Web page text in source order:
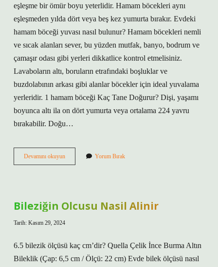
eşleşme bir ömür boyu yeterlidir. Hamam böcekleri aynı
eşleşmeden yılda dört veya beş kez yumurta bırakır. Evdeki
hamam böceği yuvası nasıl bulunur? Hamam böcekleri nemli
ve sıcak alanları sever, bu yüzden mutfak, banyo, bodrum ve
çamaşır odası gibi yerleri dikkatlice kontrol etmelisiniz.
Lavaboların altı, boruların etrafındaki boşluklar ve
buzdolabının arkası gibi alanlar böcekler için ideal yuvalama
yerleridir. 1 hamam böceği Kaç Tane Doğurur? Dişi, yaşamı
boyunca altı ila on dört yumurta veya ortalama 224 yavru
bırakabilir. Doğu…
Devamını okuyunHamam
Böcekleri
Yorum Bırak
Bileziğin Olcusu Nasil Alinir
Tarih: Kasım 29, 2024
6.5 bilezik ölçüsü kaç cm’dir? Quella Çelik İnce Burma Altın
Bileklik (Çap: 6,5 cm / Ölçü: 22 cm) Evde bilek ölçüsü nasıl